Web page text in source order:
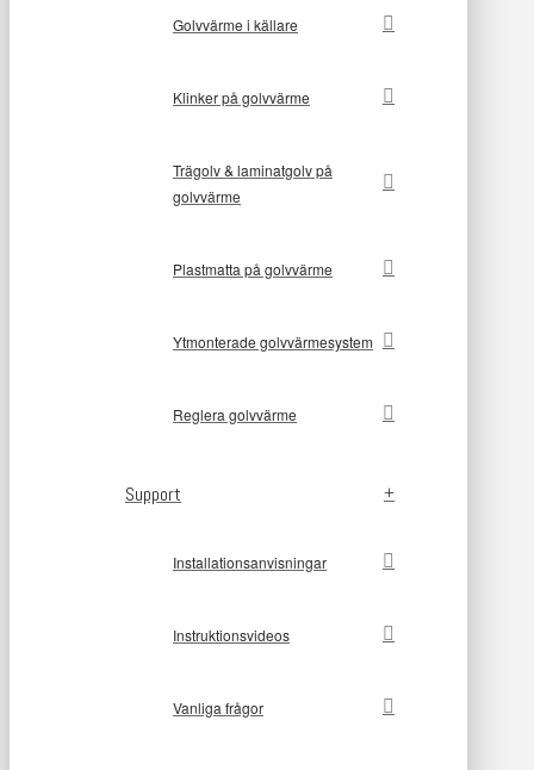
Golvvärme i källare
Klinker på golvvärme
Trägolv & laminatgolv på
golvvärme
Plastmatta på golvvärme
Ytmonterade golvvärmesystem
Reglera golvvärme
Support
Installationsanvisningar
Instruktionsvideos
Vanliga frågor